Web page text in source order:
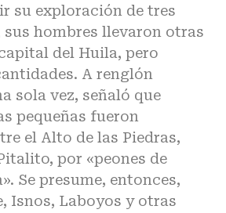
su exploración de tres
sus hombres llevaron otras
del Huila, pero
A renglón
sola vez, señaló que
pequeñas fueron
el Alto de las Piedras,
por «peones de
Se presume, entonces,
Isnos, Laboyos y otras